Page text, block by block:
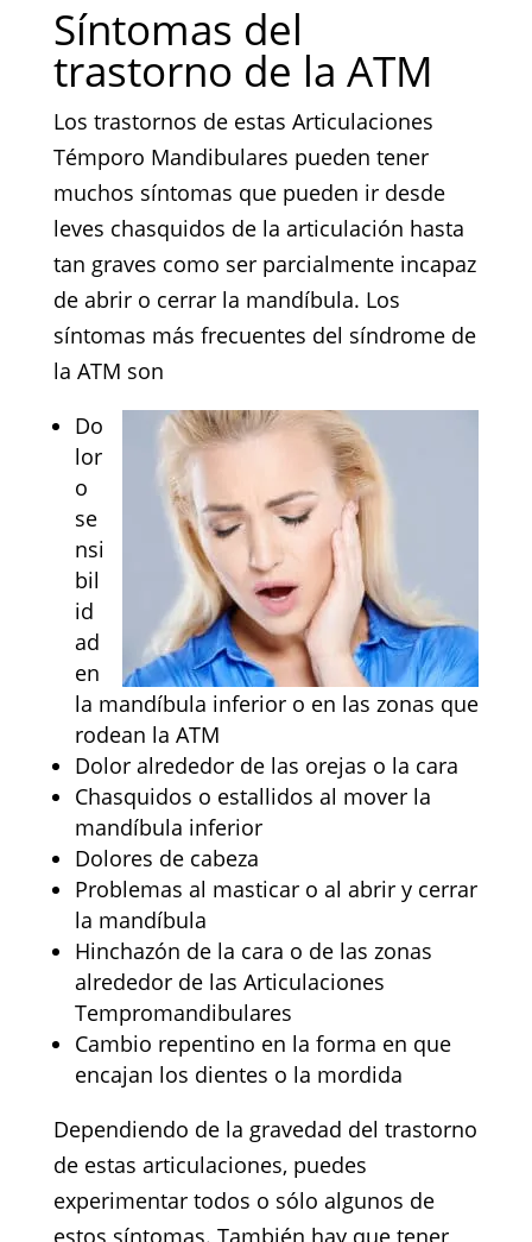
Síntomas del
trastorno de la ATM
Los trastornos de estas Articulaciones
Témporo Mandibulares pueden tener
muchos síntomas que pueden ir desde
leves chasquidos de la articulación hasta
tan graves como ser parcialmente incapaz
de abrir o cerrar la mandíbula. Los
síntomas más frecuentes del síndrome de
la ATM son
Do
lor
o
se
nsi
bil
id
ad
en
la mandíbula inferior o en las zonas que
rodean la ATM
Dolor alrededor de las orejas o la cara
Chasquidos o estallidos al mover la
mandíbula inferior
Dolores de cabeza
Problemas al masticar o al abrir y cerrar
la mandíbula
Hinchazón de la cara o de las zonas
alrededor de las Articulaciones
Tempromandibulares
Cambio repentino en la forma en que
encajan los dientes o la mordida
Dependiendo de la gravedad del trastorno
de estas articulaciones, puedes
experimentar todos o sólo algunos de